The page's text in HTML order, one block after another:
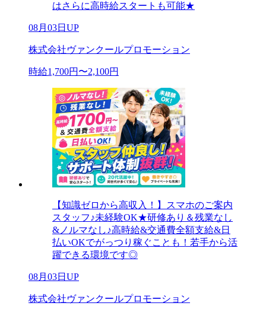
はさらに高時給スタートも可能★
08月03日UP
株式会社ヴァンクールプロモーション
時給1,700円〜2,100円
【知識ゼロから高収入！】スマホのご案内
スタッフ♪未経験OK★研修あり＆残業なし
&ノルマなし♪高時給&交通費全額支給&日
払いOKでがっつり稼ぐことも！若手から活
躍できる環境です◎
08月03日UP
株式会社ヴァンクールプロモーション